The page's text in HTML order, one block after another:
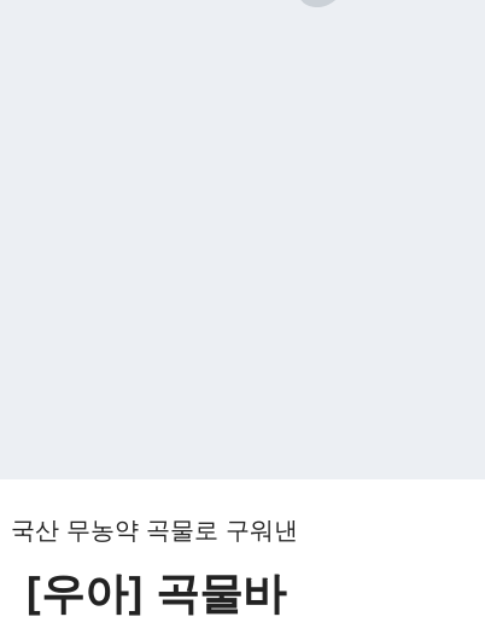
국산 무농약 곡물로 구워낸
[우아] 곡물바